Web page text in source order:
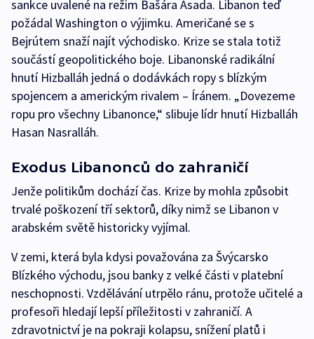
sankce uvalené na režim Bašára Asada. Libanon teď
požádal Washington o výjimku. Američané se s
Bejrútem snaží najít východisko. Krize se stala totiž
součástí geopolitického boje. Libanonské radikální
hnutí Hizballáh jedná o dodávkách ropy s blízkým
spojencem a americkým rivalem –⁠ Íránem. „Dovezeme
ropu pro všechny Libanonce,“ slibuje lídr hnutí Hizballáh
Hasan Nasralláh.
Exodus Libanonců do zahraničí
Jenže politikům dochází čas. Krize by mohla způsobit
trvalé poškození tří sektorů, díky nimž se Libanon v
arabském světě historicky vyjímal.
V zemi, která byla kdysi považována za Švýcarsko
Blízkého východu, jsou banky z velké části v platební
neschopnosti. Vzdělávání utrpělo ránu, protože učitelé a
profesoři hledají lepší příležitosti v zahraničí. A
zdravotnictví je na pokraji kolapsu, snížení platů i